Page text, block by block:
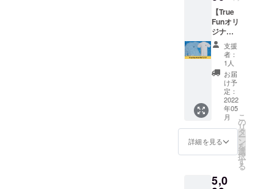
連盟よ
り選手
として
登録さ
れま
す。
※2022
年5月か
ら1年間
の登録
料とな
りま
す。 ※
ジャー
ジ代
（40,00
50,000
にて調
整いた
しま
す。
援者と
してお
名前を
掲載さ
せてい
ただき
ます。
あなた
のお名
前を
Next
Find
Valueの
HPで
PRでき
xtfindv
【True
Funオリ
ジナルT
シャ
ツ】
True
Funオリ
ジナルT
シャツ
を1枚お
届けし
ます。
サイズ
はS・
M・L・
XL・
りお選
支援
者：
1人
お届
け予
定：
2022
年05
月
詳細を見る
こ
の
リ
タ
ー
ン
を
選
択
す
る
5,0